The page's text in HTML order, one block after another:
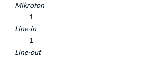
Mikrofon
1
Line-in
1
Line-out